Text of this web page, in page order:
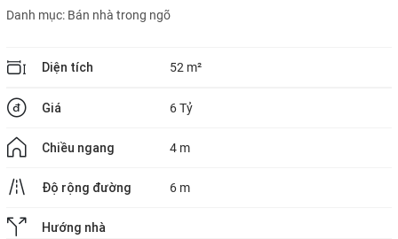
Danh mục: Bán nhà trong ngõ
Diện tích 52 m²
Giá 6 Tỷ
Chiều ngang 4 m
Độ rộng đường 6 m
Hướng nhà